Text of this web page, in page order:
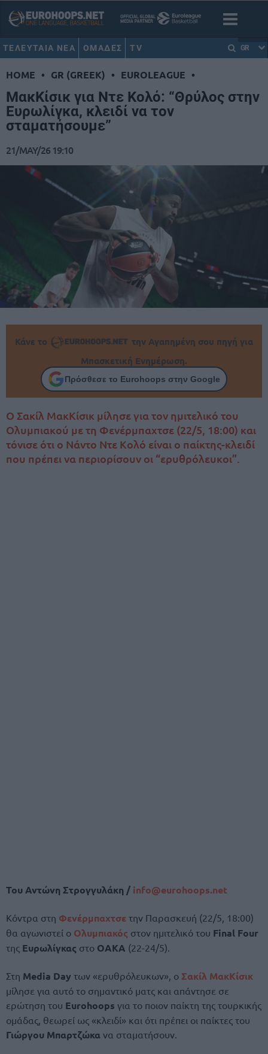
ΤΕΛΕΥΤΑΙΑ ΝΕΑ ΟΜΑΔΕΣ TV GR
HOME • GR (GREEK) • EUROLEAGUE •
ΜακΚίσικ για Ντε Κολό: “Θρύλος στην
Ευρωλίγκα, κλειδί να τον
σταματήσουμε”
21/MAY/26 19:10
Κάνε το
την Αγαπημένη σου πηγή για
Μπασκετική Ενημέρωση.
Πρόσθεσε το Eurohoops στην Google
Ο Σακίλ ΜακΚίσικ μίλησε για τον ημιτελικό του
Ολυμπιακού με τη Φενέρμπαχτσε (22/5, 18:00) και
τόνισε ότι ο Νάντο Ντε Κολό είναι ο παίκτης-κλειδί
που πρέπει να περιορίσουν οι “ερυθρόλευκοι”.
Του Αντώνη Στρογγυλάκη / info@eurohoops.net
Κόντρα στη Φενέρμπαχτσε την Παρασκευή (22/5, 18:00)
θα αγωνιστεί ο Ολυμπιακός στον ημιτελικό του Final Four
της Ευρωλίγκας στο ΟΑΚΑ (22-24/5).
Στη Media Day των «ερυθρόλευκων», ο Σακίλ ΜακΚίσικ
μίλησε για αυτό το σημαντικό ματς και απάντησε σε
ερώτηση του Eurohoops για το ποιον παίκτη της τουρκικής
ομάδας, θεωρεί ως «κλειδί» και ότι πρέπει οι παίκτες του
Γιώργου Μπαρτζώκα να σταματήσουν.